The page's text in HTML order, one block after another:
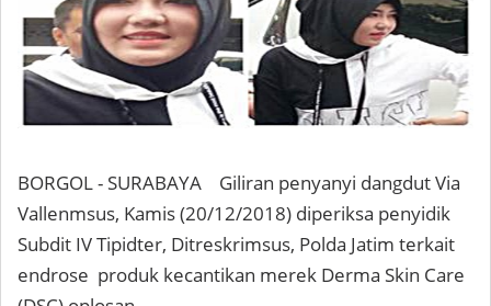
BORGOL - SURABAYA Giliran penyanyi dangdut Via
Vallenmsus, Kamis (20/12/2018) diperiksa penyidik
Subdit IV Tipidter, Ditreskrimsus, Polda Jatim terkait
endrose produk kecantikan merek Derma Skin Care